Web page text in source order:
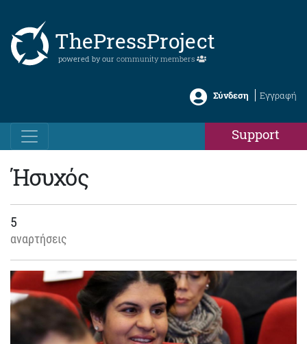
ThePressProject
powered by our community members
Σύνδεση Εγγραφή
Support
Ήσυχός
5
αναρτήσεις